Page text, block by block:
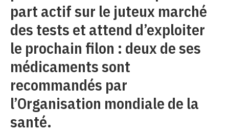
part actif sur le juteux marché
des tests et attend d’exploiter
le prochain filon : deux de ses
médicaments sont
recommandés par
l’Organisation mondiale de la
santé.